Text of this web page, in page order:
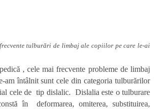
tulburări de limbaj ale copiilor pe care le-ai
, cele mai frecvente probleme de limbaj
am întâlnit sunt cele din categoria tulburărilor
cele de tip dislalic. Dislalia este o tulburare
în deformarea, omiterea, substituirea,